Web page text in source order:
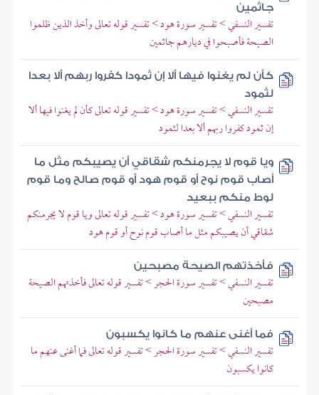
جاثمين
تفسير النسفي > تفسير سورة هود > تفسير قوله تعالى وأخذ الذين ظلموا
الصيحة فأصبحوا في ديارهم جاثمين
كأن لم يغنوا فيها ألا إن ثمودا كفروا ربهم ألا بعدا
لثمود
تفسير النسفي > تفسير سورة هود > تفسير قوله تعالى كأن لم يغنوا فيها ألا
إن ثمود كفروا ربهم ألا بعدا لثمود
ويا قوم لا يجرمنكم شقاقي أن يصيبكم مثل ما
أصاب قوم نوح أو قوم هود أو قوم صالح وما قوم
لوط منكم ببعيد
تفسير النسفي > تفسير سورة هود > تفسير قوله تعالى ويا قوم لا يجرمنكم
شقاقي أن يصيبكم مثل ما أصاب قوم نوح أو قوم هود
فأخذتهم الصيحة مصبحين
تفسير النسفي > تفسير سورة الحجر > تفسير قوله تعالى فأخذتهم الصيحة
مصبحين
فما أغنى عنهم ما كانوا يكسبون
تفسير النسفي > تفسير سورة الحجر > تفسير قوله تعالى فما أغنى عنهم ما
كانوا يكسبون